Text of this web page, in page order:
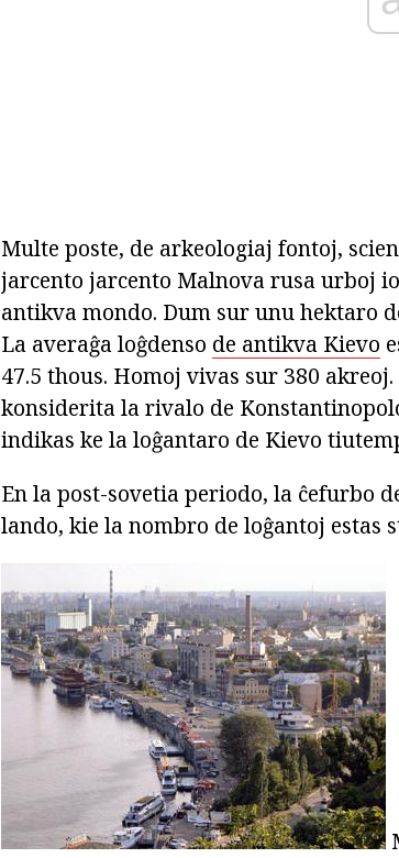
Multe poste, de arkeologiaj fontoj,
jarcento jarcento Malnova rusa urboj
antikva mondo. Dum sur unu hektaro
La averaĝa loĝdenso de antikva Kievo
47.5 thous. Homoj vivas sur 380
konsiderita la rivalo de
indikas ke la loĝantaro de Kievo
En la post-sovetia periodo, la ĉefurbo
lando, kie la nombro de loĝantoj estas